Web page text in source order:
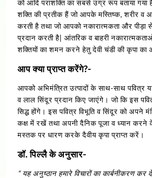
को आदि पराशक्ति का सबसे उग्र रूप बताया गया
शक्ति की प्रतीक हैं जो आपके मस्तिष्क, शरीर व
करती है तथा जो आपको नकारात्मकता और पीड़ा
प्रदान करती है| आंतरिक व बाहरी
शक्तियों का शमन करने हेतु देवी चंडी की कृपा का
आप क्या प्राप्त करेंगे?-
आपको अभिमंत्रित उत्पादों के साथ-साथ पवित्र
व लाल सिंदूर प्रदान किए जाएंगे। जो कि इस
सिद्ध होंगे। इस पवित्र विभूति व सिंदूर को अपने
कक्ष में रखें तथा अपनी दैनिक पूजा व ध्यान
मस्तक पर धारण करके दैवीय कृपा प्राप्त करें।
डॉ. पिल्लै के अनुसार-
“ यह अनुष्ठान हमारे विचारों का कार्बनीकरण कर